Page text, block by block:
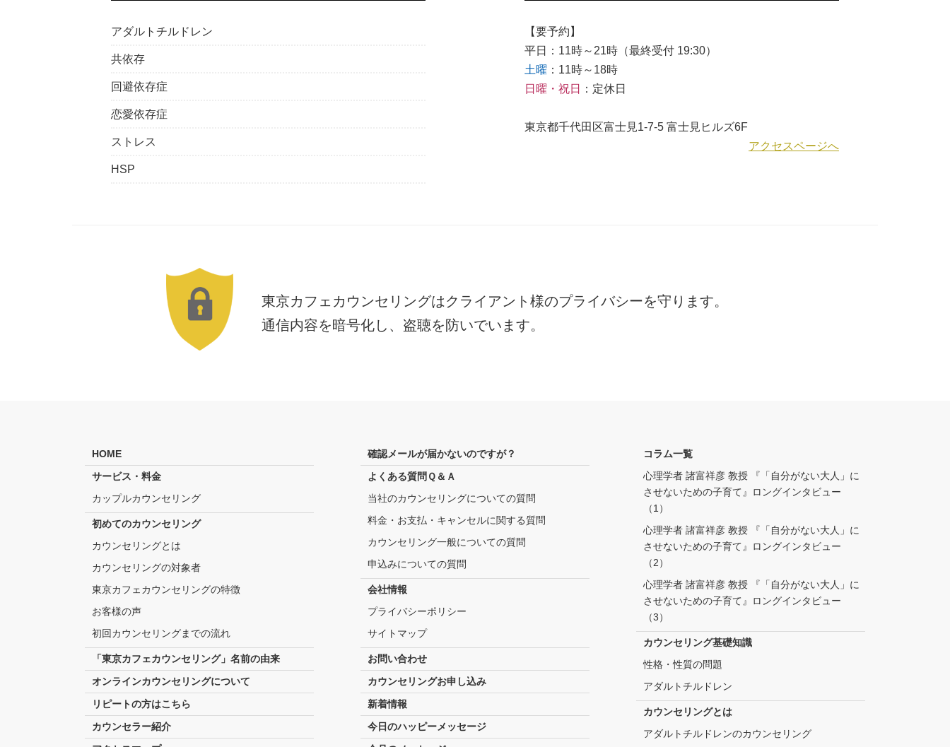
アダルトチルドレン
共依存
回避依存症
恋愛依存症
ストレス
HSP
【要予約】
平日：11時～21時（最終受付 19:30）
土曜 ：11時～18時
日曜・祝日
：定休日
東京都千代田区富士見1-7-5 富士見ヒルズ6F
アクセスページへ
東京カフェカウンセリングはクライアント様のプライバシーを守ります。
通信内容を暗号化し、盗聴を防いでいます。
HOME
サービス・料金
カップルカウンセリング
初めてのカウンセリング
カウンセリングとは
カウンセリングの対象者
東京カフェカウンセリングの特徴
お客様の声
初回カウンセリングまでの流れ
「東京カフェカウンセリング」名前の由来
オンラインカウンセリングについて
リピートの方はこちら
カウンセラー紹介
確認メールが届かないのですが？
よくある質問Ｑ＆Ａ
当社のカウンセリングについての質問
料金・お支払・キャンセルに関する質問
カウンセリング一般についての質問
申込みについての質問
会社情報
プライバシーポリシー
サイトマップ
お問い合わせ
カウンセリングお申し込み
新着情報
今日のハッピーメッセージ
コラム一覧
心理学者 諸富祥彦 教授 『「自分がない大人」に
させないための子育て』ロングインタビュー
（1）
心理学者 諸富祥彦 教授 『「自分がない大人」に
させないための子育て』ロングインタビュー
（2）
心理学者 諸富祥彦 教授 『「自分がない大人」に
させないための子育て』ロングインタビュー
（3）
カウンセリング基礎知識
性格・性質の問題
アダルトチルドレン
カウンセリングとは
アダルトチルドレンのカウンセリング